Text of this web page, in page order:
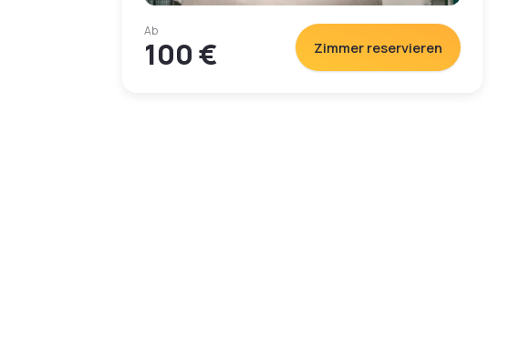
Ab
100 € Zimmer reservieren